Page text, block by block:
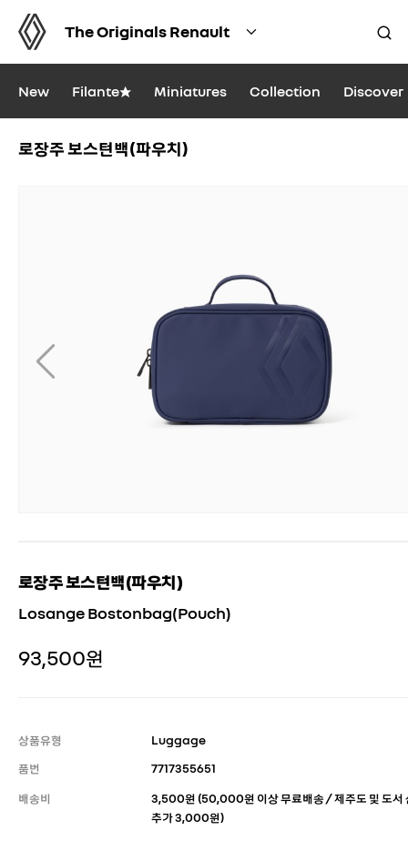
The Originals Renault
New Filante★ Miniatures Collection Discover
로장주 보스턴백(파우치)
로장주 보스턴백(파우치)
Losange Bostonbag(Pouch)
93,500원
상품유형
Luggage
품번
7717355651
배송비
3,500원 (50,000원 이상 무료배송 / 제주도 및 도서
추가 3,000원)